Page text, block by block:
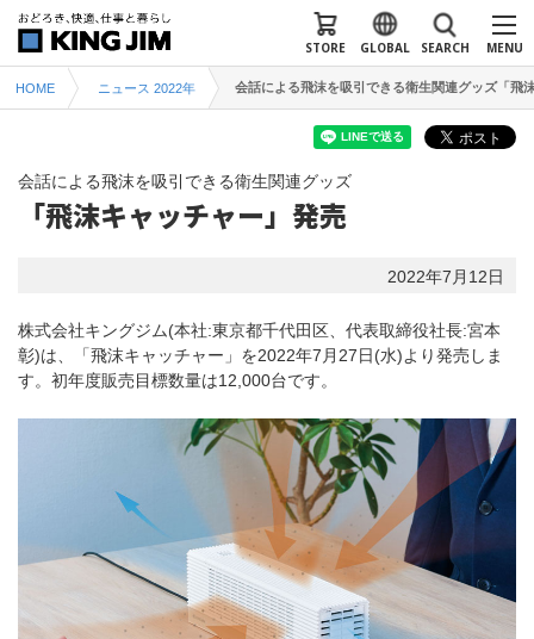
MENU
SEARCH
GLOBAL
STORE
HOME ニュース 2022年 会話による飛沫を吸引できる衛生関連グッズ「飛
会話による飛沫を吸引できる衛生関連グッズ
「飛沫キャッチャー」発売
2022年7月12日
株式会社キングジム(本社:東京都千代田区、代表取締役社長:宮本
彰)は、「飛沫キャッチャー」を2022年7月27日(水)より発売しま
す。初年度販売目標数量は12,000台です。